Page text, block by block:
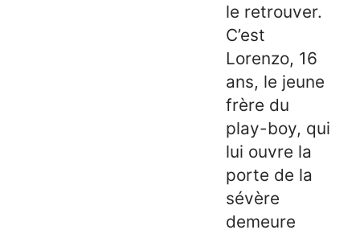
le retrouver.
C’est
Lorenzo, 16
ans, le jeune
frère du
play-boy, qui
lui ouvre la
porte de la
sévère
demeure